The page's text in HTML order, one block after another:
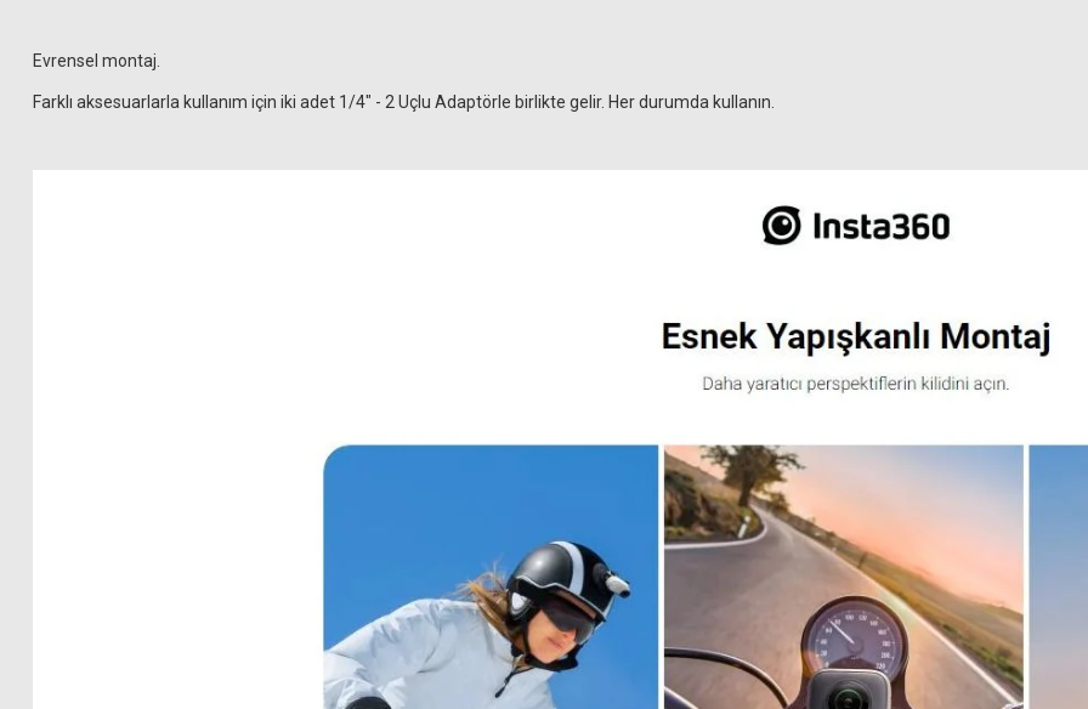
Evrensel montaj.
Farklı aksesuarlarla kullanım için iki adet 1/4" - 2 Uçlu Adaptörle birlikte gelir. Her durumda kullanın.